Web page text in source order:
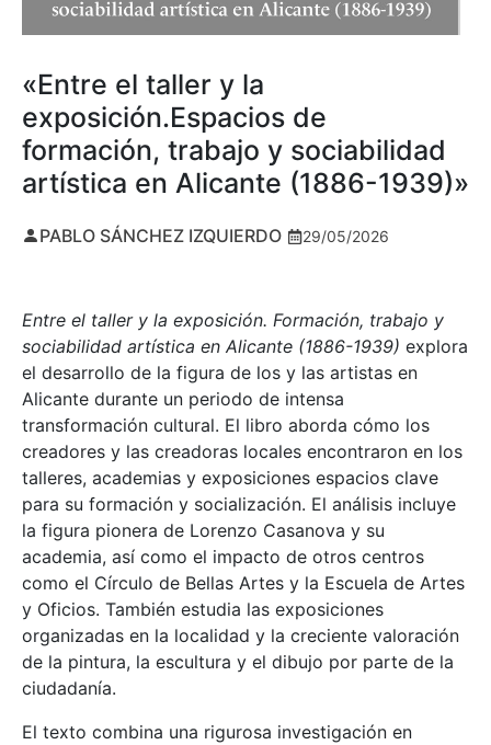
«Entre el taller y la
exposición.Espacios de
formación, trabajo y sociabilidad
artística en Alicante (1886-1939)»
PABLO SÁNCHEZ IZQUIERDO 29/05/2026
Entre el taller y la exposición. Formación, trabajo y
sociabilidad artística en Alicante (1886-1939) explora
el desarrollo de la figura de los y las artistas en
Alicante durante un periodo de intensa
transformación cultural. El libro aborda cómo los
creadores y las creadoras locales encontraron en los
talleres, academias y exposiciones espacios clave
para su formación y socialización. El análisis incluye
la figura pionera de Lorenzo Casanova y su
academia, así como el impacto de otros centros
como el Círculo de Bellas Artes y la Escuela de Artes
y Oficios. También estudia las exposiciones
organizadas en la localidad y la creciente valoración
de la pintura, la escultura y el dibujo por parte de la
ciudadanía.
El texto combina una rigurosa investigación en